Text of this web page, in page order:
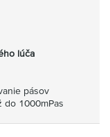
lúča
pásov
do 1000mPas